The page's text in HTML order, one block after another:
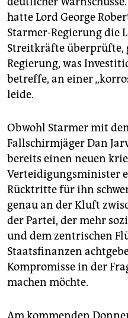
hatte Lord George
Starmer-Regierung die
Streitkräfte überprüfte,
Regierung, was
betreffe, an einer
leide.
Obwohl Starmer mit
Fallschirmjäger Dan
bereits einen neuen
Verteidigungsminister
Rücktritte für ihn
genau an der Kluft
der Partei, der mehr
und dem zentrischen
Staatsfinanzen
Kompromisse in der
machen möchte.